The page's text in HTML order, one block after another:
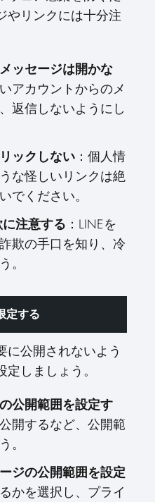
やリンクには十分注
ッセージは開かな
アカウントからのメ
返信しないようにし
ックしない ：個人情
な怪しいリンクは絶
でください。
注意する ：LINEを
欺の手口を知り、冷
。
定する
に公開されないよう
しましょう。
公開範囲を設定す
開するなど、公開範
。
ジの公開範囲を設定
かを選択し、プライ